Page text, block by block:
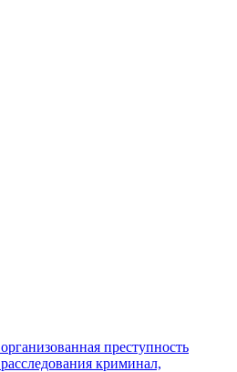
организованная преступность
расследования криминал,